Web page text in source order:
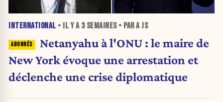
INTERNATIONAL • IL Y A 3 SEMAINES• PAR A JS
Netanyahu à l'ONU : le maire de
New York évoque une arrestation et
déclenche une crise diplomatique